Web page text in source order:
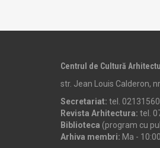
Centrul de Cultură
str. Jean Louis Calderon,
Secretariat: tel.
Revista Arhitectura: tel.
Biblioteca (program cu
Arhiva membri: Ma -